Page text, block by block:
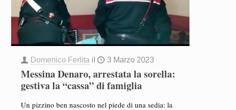
Domenico Ferlita il 3 Marzo 2023
Messina Denaro, arrestata la sorella:
gestiva la “cassa” di famiglia
Un pizzino ben nascosto nel piede di una sedia: la